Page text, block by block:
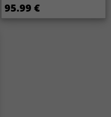
95.99 €